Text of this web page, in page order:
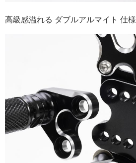
高級感溢れる ダブルアルマイト 仕様